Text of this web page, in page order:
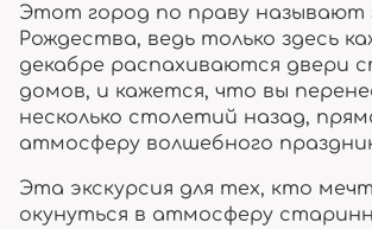
Этот город по праву называют
Рождества, ведь только здесь
декабре распахиваются двери
домов, и кажется, что вы
несколько столетий назад,
атмосферу волшебного
Эта экскурсия для тех, кто
окунуться в атмосферу